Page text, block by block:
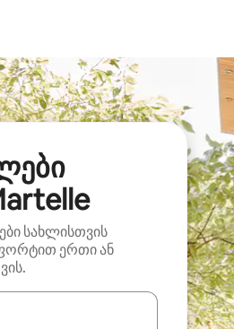
სახლისთვის
ერთი ან
გახდება, ნავიგაციისთვის